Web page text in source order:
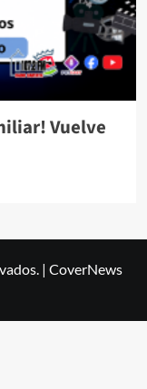
Vuelve
| CoverNews